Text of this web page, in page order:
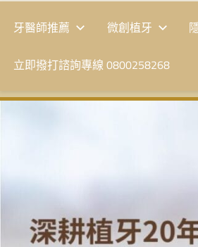
台
牙
|
牙醫師推薦 微創植牙
立即撥打諮詢專線 0800258268